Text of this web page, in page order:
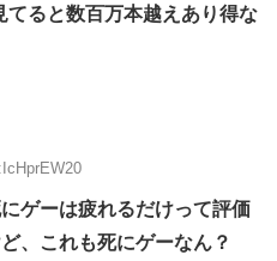
てると数百万本越えあり得な
ゲーは疲れるだけって評価
、これも死にゲーなん？